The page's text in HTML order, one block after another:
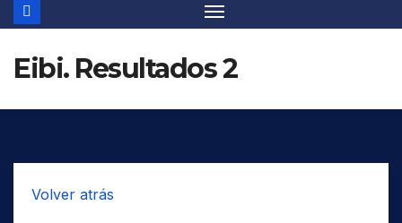
Eibi. Resultados 2
Volver atrás